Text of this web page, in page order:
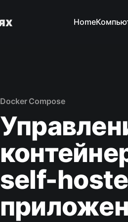
Home
Docker Compose
self-